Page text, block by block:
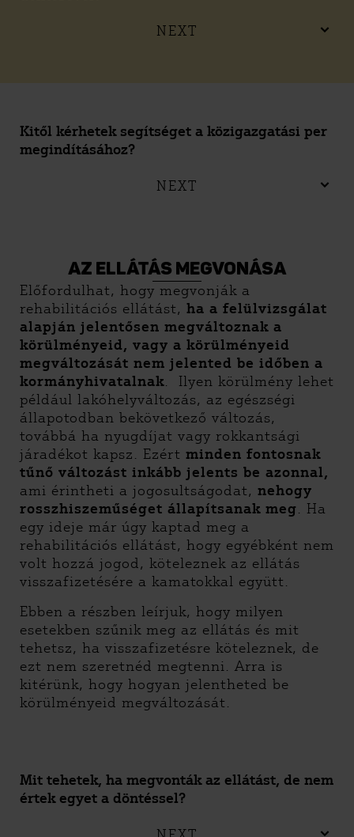
NEXT
Kitől kérhetek segítséget a közigazgatási per
megindításához?
NEXT
AZ ELLÁTÁS MEGVONÁSA
Előfordulhat, hogy megvonják a
rehabilitációs ellátást, ha a felülvizsgálat
alapján jelentősen megváltoznak a
körülményeid, vagy a körülményeid
megváltozását nem jelented be időben a
kormányhivatalnak. Ilyen körülmény lehet
például lakóhelyváltozás, az egészségi
állapotodban bekövetkező változás,
továbbá ha nyugdíjat vagy rokkantsági
járadékot kapsz. Ezért minden fontosnak
tűnő változást inkább jelents be azonnal,
ami érintheti a jogosultságodat, nehogy
rosszhiszeműséget állapítsanak meg. Ha
egy ideje már úgy kaptad meg a
rehabilitációs ellátást, hogy egyébként nem
volt hozzá jogod, köteleznek az ellátás
visszafizetésére a kamatokkal együtt.
Ebben a részben leírjuk, hogy milyen
esetekben szűnik meg az ellátás és mit
tehetsz, ha visszafizetésre köteleznek, de
ezt nem szeretnéd megtenni. Arra is
kitérünk, hogy hogyan jelentheted be
körülményeid megváltozását.
Mit tehetek, ha megvonták az ellátást, de nem
értek egyet a döntéssel?